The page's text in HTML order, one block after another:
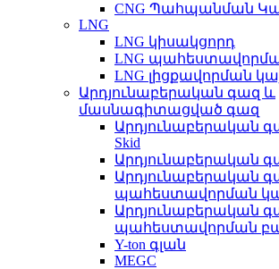
CNG Պահպանման
LNG
LNG կիսակցորդ
LNG
LNG լիցքավորման
Արդյունաբերական գազ և
մասնագիտացված գազ
Արդյունաբերական
Skid
Արդյունաբերական
Արդյունաբերական
պահեստավորման
Արդյունաբերական
պահեստավորման
Y-ton գլան
MEGC